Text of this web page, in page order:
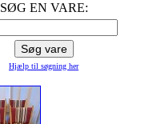
SØG EN VARE:
Hjælp til søgning her